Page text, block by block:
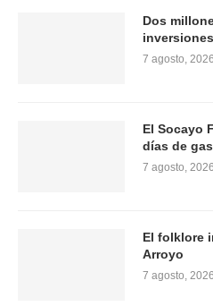
Dos
7 agosto, 2026
El Socayo
días de
7 agosto, 2026
El folklore
Arroyo
7 agosto, 2026